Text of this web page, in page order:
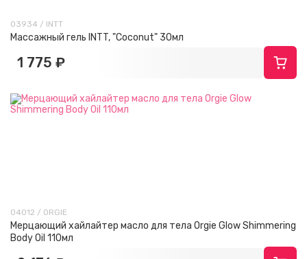
03934 / INTT
Массажный гель INTT, "Coconut" 30мл
1 775 ₽
04012 / ORGIE
Мерцающий хайлайтер масло для тела Orgie Glow Shimmering
Body Oil 110мл